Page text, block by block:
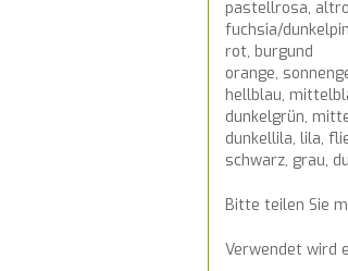
pastellrosa,
fuchsia/
rot, burgund
orange,
hellblau,
dunkelgrün,
dunkellila, lila,
schwarz, grau,
Bitte teilen Sie
Verwendet wird